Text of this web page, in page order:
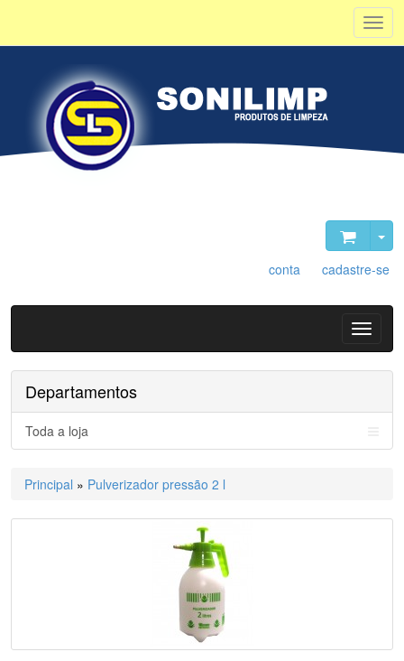
conta cadastre-se
Departamentos
Toda a loja
Principal » Pulverizador pressão 2 l